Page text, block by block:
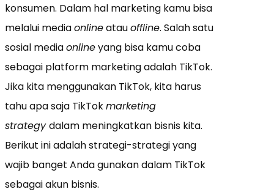
konsumen. Dalam hal marketing kamu bisa
melalui mediaonlineatauoffline. Salah satu
sosial mediaonlineyang bisa kamu coba
sebagai platform marketing adalah TikTok.
Jika kita menggunakan TikTok, kita harus
tahu apa saja TikTokmarketing
strategydalam meningkatkan bisnis kita.
Berikut ini adalah strategi-strategi yang
wajib banget Anda gunakan dalam TikTok
sebagai akun bisnis.